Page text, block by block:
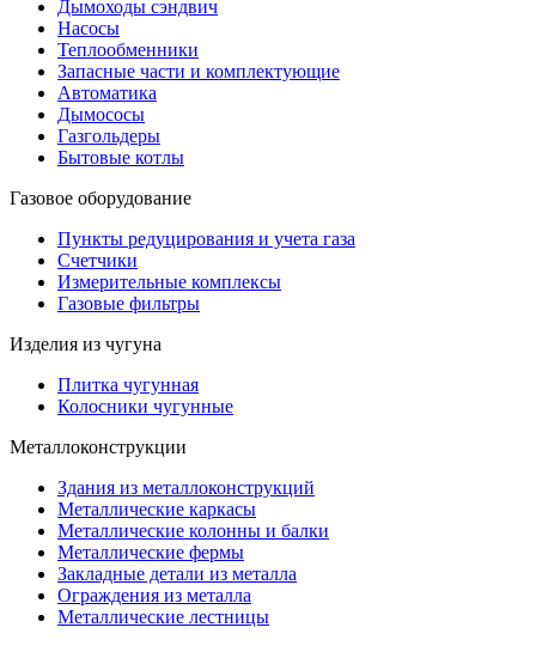
Дымоходы сэндвич
Насосы
Теплообменники
Запасные части и комплектующие
Автоматика
Дымососы
Газгольдеры
Бытовые котлы
Газовое оборудование
Пункты редуцирования и учета газа
Счетчики
Измерительные комплексы
Газовые фильтры
Изделия из чугуна
Плитка чугунная
Колосники чугунные
Металлоконструкции
Здания из металлоконструкций
Металлические каркасы
Металлические колонны и балки
Металлические фермы
Закладные детали из металла
Ограждения из металла
Металлические лестницы